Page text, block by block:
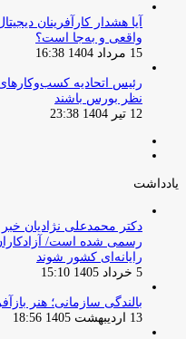
آیا هشدار کارآفرینان
واقعی و به‌جا است؟
15 مرداد 1404 16:38
‏رئیس اتحادیه کسب‌وکارهای
نظر بورس باشند
12 تیر 1404 23:38
یادداشت
دکتر محمدعلی نژادیان
رسمی شده است/
رایانه‌ای کشور شوند
5 خرداد 1405 15:10
بالندگی سازمانی؛ هنر
13 اردیبهشت 1405 18:56